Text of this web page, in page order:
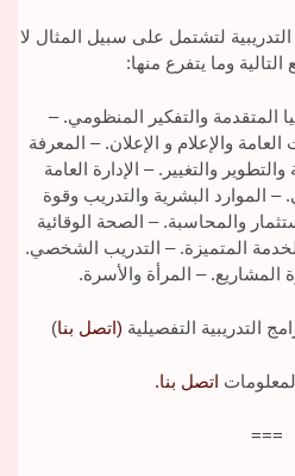
وتتنوع برامج NNC Academy التدريبية لتشتمل على سبيل المثال لا
وما يتفرع منها:
المتقدمة والتفكير المنظومي. –
والإعلام و الإعلان. – المعرفة
والتغيير. – الإدارة العامة
الموارد البشرية والتدريب وقوة
والمحاسبة. – الصحة الوقائية
المتميزة. – التدريب الشخصي.
المشاريع. – المرأة والأسرة.
التدريبية التفصيلية (اتصل بنا)
اتصل بنا.
===